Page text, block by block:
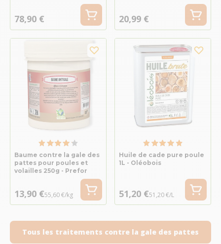
78,90 € 20,99 €
Baume contre la gale des
pattes pour poules et
volailles 250g - Prefor
13,90 €55,60 €/kg
Huile de cade pure poule
1L - Oléobois
51,20 €51,20 €/L
Tous les traitements contre la gale des pattes